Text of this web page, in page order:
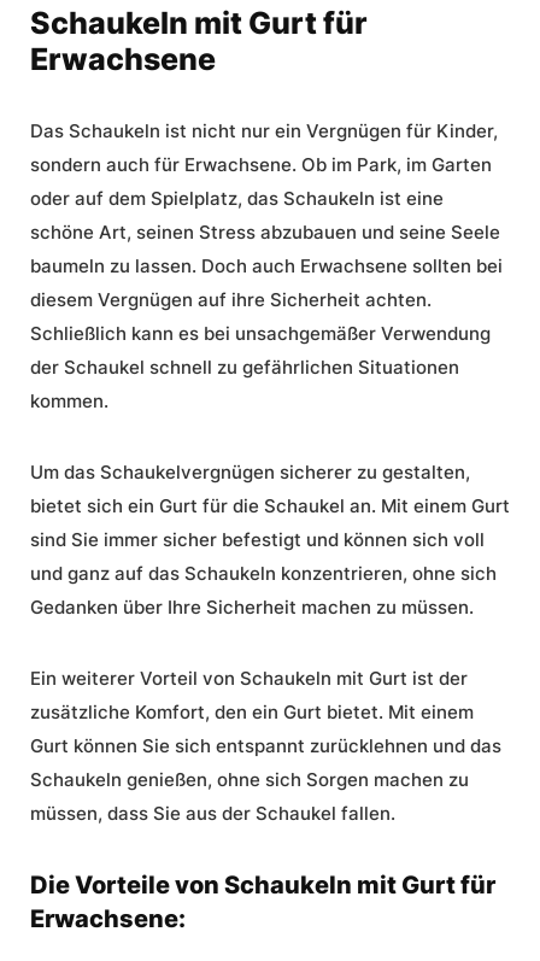
Schaukeln mit Gurt für
Erwachsene
Das Schaukeln ist nicht nur ein Vergnügen für Kinder,
sondern auch für Erwachsene. Ob im Park, im Garten
oder auf dem Spielplatz, das Schaukeln ist eine
schöne Art, seinen Stress abzubauen und seine Seele
baumeln zu lassen. Doch auch Erwachsene sollten bei
diesem Vergnügen auf ihre Sicherheit achten.
Schließlich kann es bei unsachgemäßer Verwendung
der Schaukel schnell zu gefährlichen Situationen
kommen.
Um das Schaukelvergnügen sicherer zu gestalten,
bietet sich ein Gurt für die Schaukel an. Mit einem Gurt
sind Sie immer sicher befestigt und können sich voll
und ganz auf das Schaukeln konzentrieren, ohne sich
Gedanken über Ihre Sicherheit machen zu müssen.
Ein weiterer Vorteil von Schaukeln mit Gurt ist der
zusätzliche Komfort, den ein Gurt bietet. Mit einem
Gurt können Sie sich entspannt zurücklehnen und das
Schaukeln genießen, ohne sich Sorgen machen zu
müssen, dass Sie aus der Schaukel fallen.
Die Vorteile von Schaukeln mit Gurt für
Erwachsene: